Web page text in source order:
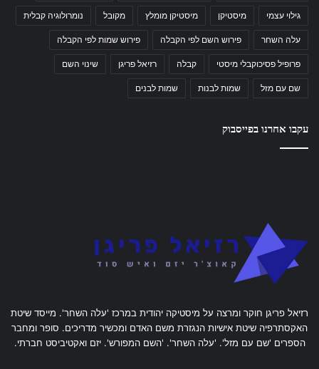
גילוי עצמי מיסטיקן מיסטיקן מומלץ מקובל נומרולוגיה קבלית
עלה השחר פירוש השם לפי הקבלה פירוש שמות לפי הקבלה
פרופיל פסיכוקבלי מיסטי קבלה רזיאל פריגן שינוי השם
שם עם מזל שמות לבנות שמות לבנים
עקבו אחרנו בפייסבוק
רזיאל פריגן חוקר ומרצה על מיסטיקה יהודית במרכז 'עלה השחר'. מייסד שיטת
האקסתרפיה שיטת אישיות הנגזרת משם האדם ומכשיר מדריכים. סופר ומחבר
הספרים 'שם עם מזל'. 'עלה השחר'. 'השם המפורש'. יזם ואקטיביסט חברתי.